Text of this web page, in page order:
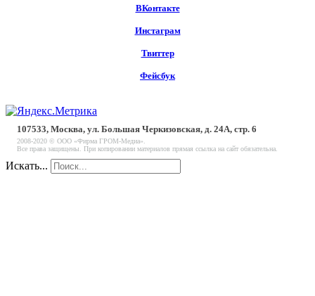
ВКонтакте
Инстаграм
Твиттер
Фейсбук
107533, Москва, ул. Большая Черкизовская, д. 24А, стр. 6
2008-2020 © ООО «Фирма ГРОМ-Медиа».
Все права защищены. При копировании материалов прямая ссылка на сайт обязательна.
Искать...